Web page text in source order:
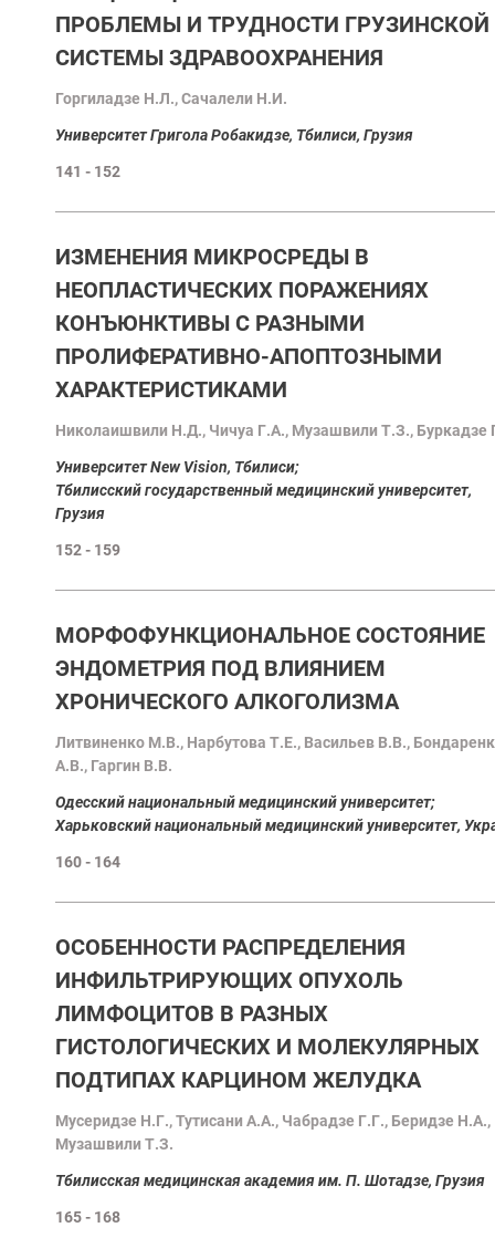
ПРОБЛЕМЫ И ТРУДНОСТИ ГРУЗИНСКОЙ
СИСТЕМЫ ЗДРАВООХРАНЕНИЯ
Горгиладзе Н.Л., Сачалели Н.И.
Университет Григола Робакидзе, Тбилиси, Грузия
141 - 152
ИЗМЕНЕНИЯ МИКРОСРЕДЫ В
НЕОПЛАСТИЧЕСКИХ ПОРАЖЕНИЯХ
КОНЪЮНКТИВЫ С РАЗНЫМИ
ПРОЛИФЕРАТИВНО-АПОПТОЗНЫМИ
ХАРАКТЕРИСТИКАМИ
Николаишвили Н.Д., Чичуа Г.A., Музашвили Т.З., Буркадзе
Университет New Vision, Тбилиси;
Тбилисский государственный медицинский университет,
Грузия
152 - 159
МОРФОФУНКЦИОНАЛЬНОЕ СОСТОЯНИЕ
ЭНДОМЕТРИЯ ПОД ВЛИЯНИЕМ
ХРОНИЧЕСКОГО АЛКОГОЛИЗМА
Литвиненко М.В., Нарбутова Т.Е., Васильев В.В.,
А.В., Гаргин В.В.
Oдесский национальный медицинский университет;
Харьковский национальный медицинский университет,
160 - 164
ОСОБЕННОСТИ РАСПРЕДЕЛЕНИЯ
ИНФИЛЬТРИРУЮЩИХ ОПУХОЛЬ
ЛИМФОЦИТОВ В РАЗНЫХ
ГИСТОЛОГИЧЕСКИХ И МОЛЕКУЛЯРНЫХ
ПОДТИПАХ КАРЦИНОМ ЖЕЛУДКА
Mусеридзе Н.Г., Тутисани А.А., Чабрадзе Г.Г., Беридзе Н.А.,
Музашвили Т.З.
Tбилисская медицинская академия им. П. Шотадзе, Грузия
165 - 168